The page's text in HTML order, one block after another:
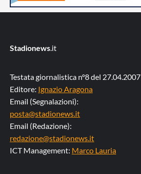
Stadionews.it
Testata giornalistica n°8 del 27.04.2007
Editore: Ignazio Aragona
Email (Segnalazioni):
posta@stadionews.it
Email (Redazione):
redazione@stadionews.it
ICT Management: Marco Lauria